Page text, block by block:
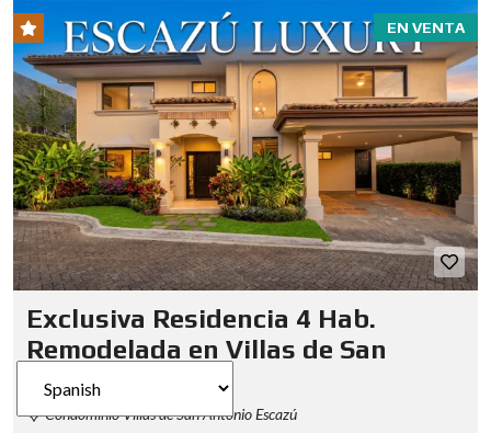
EN VENTA
Exclusiva Residencia 4 Hab.
Remodelada en Villas de San
Antonio Escazú
Condominio Villas de San Antonio Escazú